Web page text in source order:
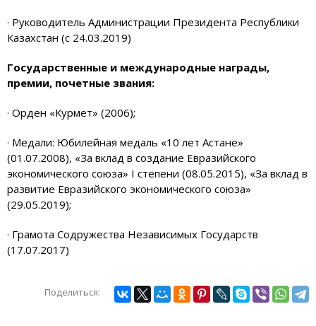
· Руководитель Администрации Президента Республики
Казахстан (с 24.03.2019)
Государственные и международные награды,
премии, почетные звания:
· Орден «Курмет» (2006);
· Медали: Юбилейная медаль «10 лет Астане»
(01.07.2008), «За вклад в создание Евразийского
экономического союза» I степени (08.05.2015), «За вклад в
развитие Евразийского экономического союза»
(29.05.2019);
· Грамота Содружества Независимых Государств
(17.07.2017)
Поделиться: